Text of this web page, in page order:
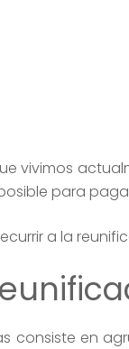
vivimos
para
a la
consiste en